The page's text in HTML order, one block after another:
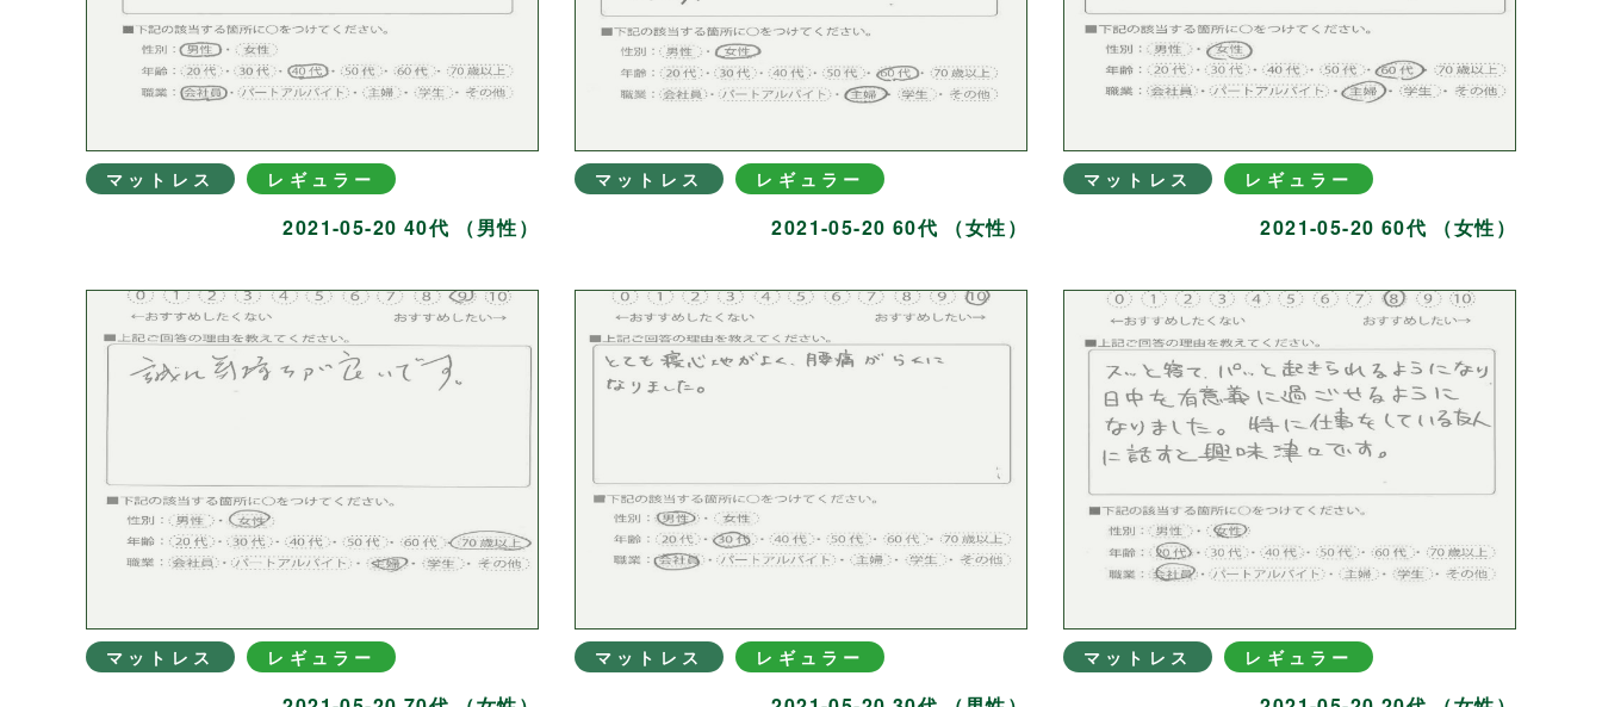
マットレス レギュラー
2021-05-20 40代 （男性）
マットレス レギュラー
2021-05-20 60代 （女性）
マットレス レギュラー
2021-05-20 60代 （女性）
マットレス レギュラー マットレス レギュラー マットレス レギュラー